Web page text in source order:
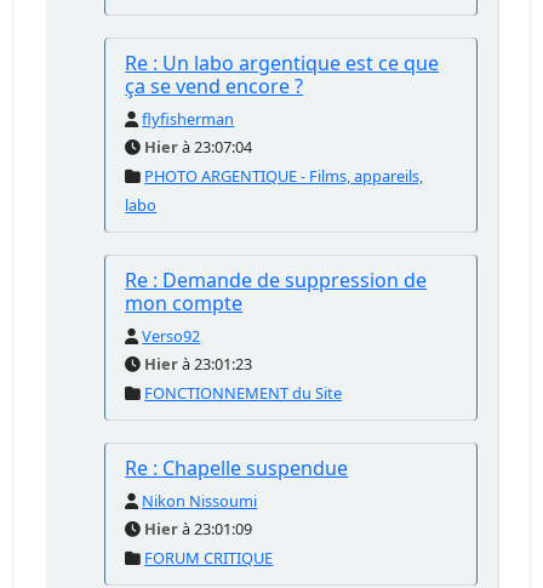
Re : Un labo argentique est ce que
ça se vend encore ?
flyfisherman
Hierà 23:07:04
PHOTO ARGENTIQUE - Films, appareils,
labo
Re : Demande de suppression de
mon compte
Verso92
Hierà 23:01:23
FONCTIONNEMENT du Site
Re : Chapelle suspendue
Nikon Nissoumi
Hierà 23:01:09
FORUM CRITIQUE